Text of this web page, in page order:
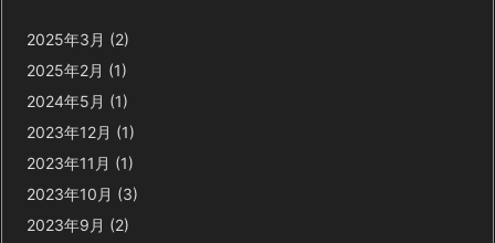
2025年3月 (2)
2025年2月 (1)
2024年5月 (1)
2023年12月 (1)
2023年11月 (1)
2023年10月 (3)
2023年9月 (2)